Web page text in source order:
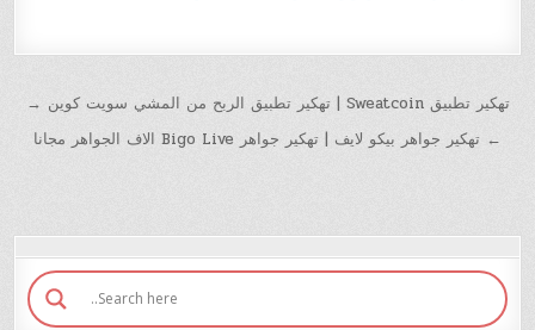
تهكير تطبيق Sweatcoin | تهكير تطبيق الربح من المشي سويت كوين →
← تهكير جواهر بيكو لايف | تهكير جواهر Bigo Live الاف الجواهر مجانا